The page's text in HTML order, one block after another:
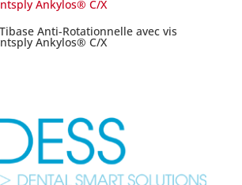
Anti-Rotationnelle avec vis
Ankylos® C/X